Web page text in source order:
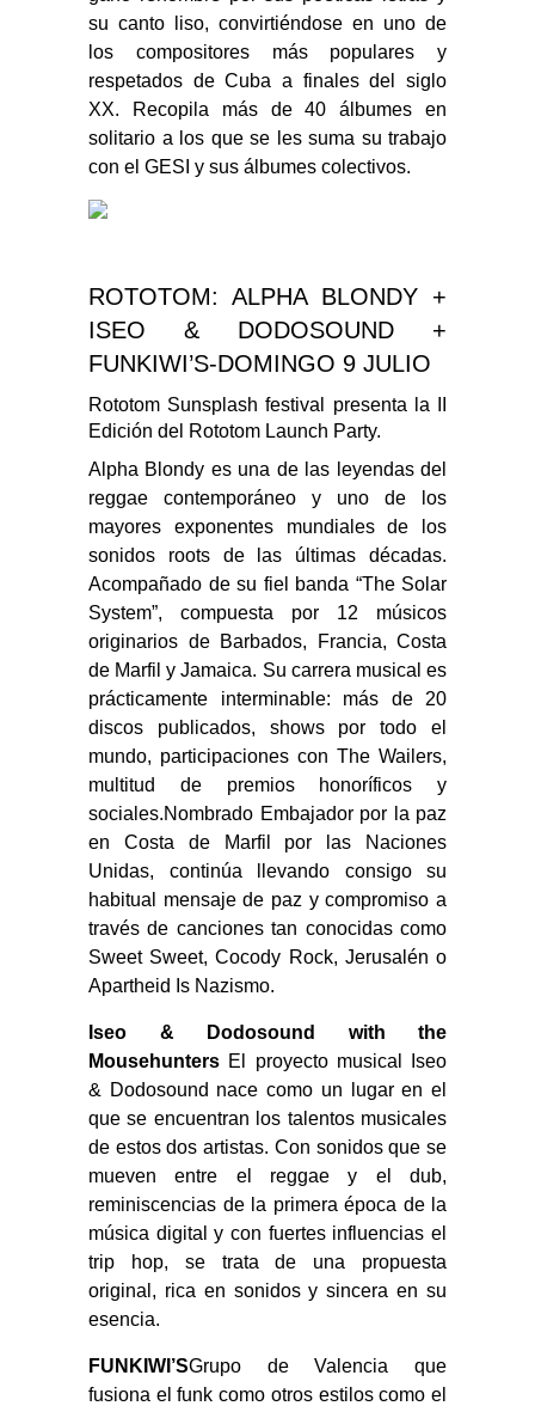
su canto liso, convirtiéndose en uno de
los compositores más populares y
respetados de Cuba a finales del siglo
XX. Recopila más de 40 álbumes en
solitario a los que se les suma su trabajo
con el GESI y sus álbumes colectivos.
ROTOTOM: ALPHA BLONDY +
ISEO & DODOSOUND +
FUNKIWI’S-DOMINGO 9 JULIO
Rototom Sunsplash festival presenta la II
Edición del Rototom Launch Party.
Alpha Blondy es una de las leyendas del
reggae contemporáneo y uno de los
mayores exponentes mundiales de los
sonidos roots de las últimas décadas.
Acompañado de su fiel banda “The Solar
System”, compuesta por 12 músicos
originarios de Barbados, Francia, Costa
de Marfil y Jamaica. Su carrera musical es
prácticamente interminable: más de 20
discos publicados, shows por todo el
mundo, participaciones con The Wailers,
multitud de premios honoríficos y
sociales.Nombrado Embajador por la paz
en Costa de Marfil por las Naciones
Unidas, continúa llevando consigo su
habitual mensaje de paz y compromiso a
través de canciones tan conocidas como
Sweet Sweet, Cocody Rock, Jerusalén o
Apartheid Is Nazismo.
Iseo & Dodosound with the
Mousehunters El proyecto musical Iseo
& Dodosound nace como un lugar en el
que se encuentran los talentos musicales
de estos dos artistas. Con sonidos que se
mueven entre el reggae y el dub,
reminiscencias de la primera época de la
música digital y con fuertes influencias el
trip hop, se trata de una propuesta
original, rica en sonidos y sincera en su
esencia.
FUNKIWI’SGrupo de Valencia que
fusiona el funk como otros estilos como el